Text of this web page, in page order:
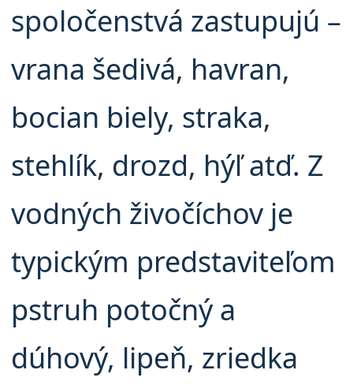
spoločenstvá zastupujú –
vrana šedivá, havran,
bocian biely, straka,
stehlík, drozd, hýľ atď. Z
vodných živočíchov je
typickým predstaviteľom
pstruh potočný a
dúhový, lipeň, zriedka